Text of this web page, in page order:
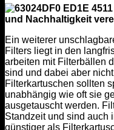
und Nachhaltigkeit
Ein weiterer
Filters liegt in den
arbeiten mit Filterbällen
sind und dabei aber
Filterkartuschen sollten
unabhängig wie oft sie
ausgetauscht werden.
Standzeit und sind auch
günstiger als